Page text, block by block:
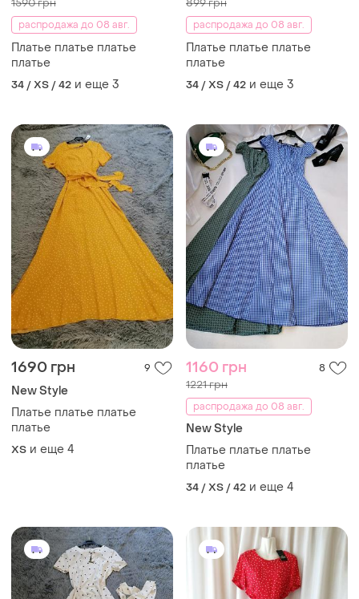
1590 грн
распродажа до 08 авг.
Платье платье платье
платье
34 / XS / 42 и еще 3
899 грн
распродажа до 08 авг.
Платье платье платье
платье
34 / XS / 42 и еще 3
1690 грн 9
New Style
Платье платье платье
платье
ХS и еще 4
1160 грн 8
1221 грн
распродажа до 08 авг.
New Style
Платье платье платье
платье
34 / XS / 42 и еще 4